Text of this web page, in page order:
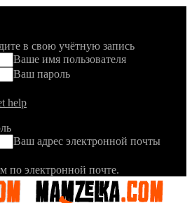
в свою учётную запись
Ваше имя пользователя
Ваш пароль
help
Ваш адрес электронной почты
по электронной почте.